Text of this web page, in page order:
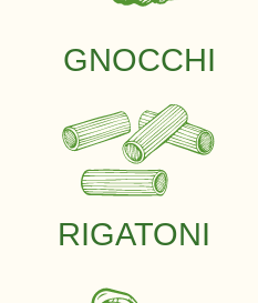
GNOCCHI
RIGATONI